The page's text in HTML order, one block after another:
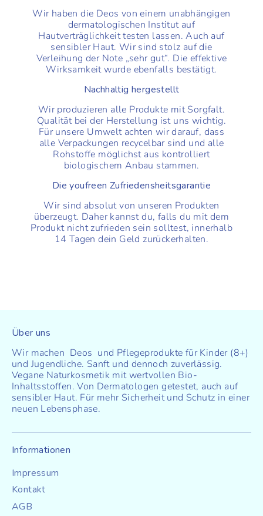
Wir haben die Deos von einem unabhängigen
dermatologischen Institut auf
Hautverträglichkeit testen lassen. Auch auf
sensibler Haut. Wir sind stolz auf die
Verleihung der Note „sehr gut“. Die effektive
Wirksamkeit wurde ebenfalls bestätigt.
Nachhaltig hergestellt
Wir produzieren alle Produkte mit Sorgfalt.
Qualität bei der Herstellung ist uns wichtig.
Für unsere Umwelt achten wir darauf, dass
alle Verpackungen recycelbar sind und alle
Rohstoffe möglichst aus kontrolliert
biologischem Anbau stammen.
Die youfreen Zufriedensheitsgarantie
Wir sind absolut von unseren Produkten
überzeugt. Daher kannst du, falls du mit dem
Produkt nicht zufrieden sein solltest, innerhalb
14 Tagen dein Geld zurückerhalten.
Über uns
Wir machen Deos und Pflegeprodukte für Kinder (8+)
und Jugendliche. Sanft und dennoch zuverlässig.
Vegane Naturkosmetik mit wertvollen Bio-
Inhaltsstoffen. Von Dermatologen getestet, auch auf
sensibler Haut. Für mehr Sicherheit und Schutz in einer
neuen Lebensphase.
Informationen
Impressum
Kontakt
AGB